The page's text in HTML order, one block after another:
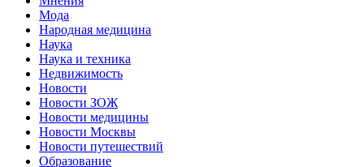
Мода
Народная медицина
Наука
Наука и техника
Недвижимость
Новости
Новости ЗОЖ
Новости медицины
Новости Москвы
Новости путешествий
Образование